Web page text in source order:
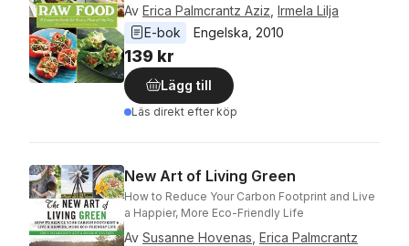
Av Erica Palmcrantz Aziz Irmela Lilja
E-bok
Engelska 2010
139 kr
Lägg till
Läs direkt efter köp
New Art of Living Green
How to Reduce Your Carbon Footprint and Live
a Happier, More Eco-Friendly Life
Av Susanne Hovenas Erica Palmcrantz